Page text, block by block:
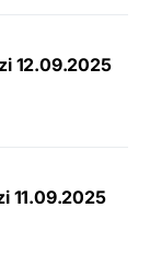
12.09.2025
11.09.2025